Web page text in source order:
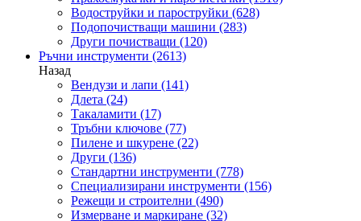
Водоструйки и пароструйки (628)
Подопочистващи машини (283)
Други почистващи (120)
Ръчни инструменти (2613)
Назад
Вендузи и лапи (141)
Длета (24)
Такаламити (17)
Тръбни ключове (77)
Пилене и шкурене (22)
Други (136)
Стандартни инструменти (778)
Специализирани инструменти (156)
Режещи и строителни (490)
Измерване и маркиране (32)